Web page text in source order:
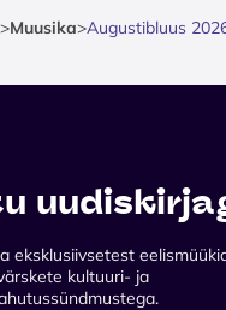
>Muusika>Augustibluus
eksklusiivsetest
kultuuri- ja